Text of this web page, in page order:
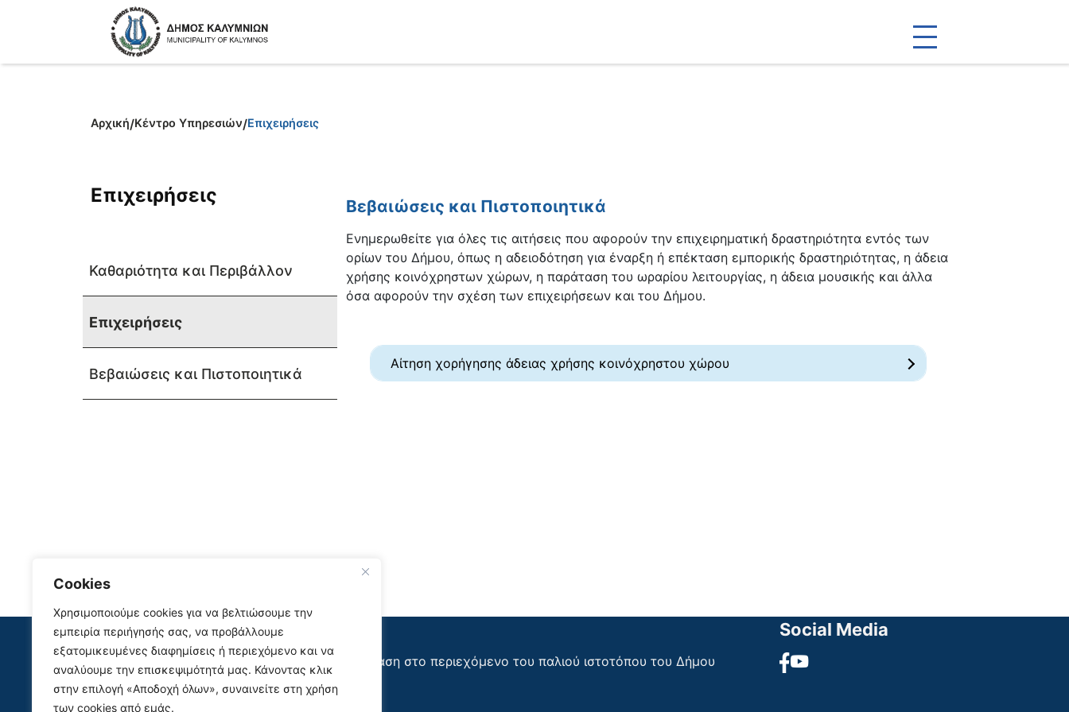
Cookies
Χρησιμοποιούμε cookies για να βελτιώσουμε την
εμπειρία περιήγησής σας, να προβάλλουμε
εξατομικευμένες διαφημίσεις ή περιεχόμενο και να
αναλύουμε την επισκεψιμότητά μας. Κάνοντας κλικ
στην επιλογή «Αποδοχή όλων», συναινείτε στη χρήση
των cookies από εμάς.
Αρχική/Κέντρο Υπηρεσιών/Επιχειρήσεις
Επιχειρήσεις
Καθαριότητα και Περιβάλλον
Επιχειρήσεις
Βεβαιώσεις και Πιστοποιητικά
Βεβαιώσεις και Πιστοποιητικά
Ενημερωθείτε για όλες τις αιτήσεις που αφορούν την επιχειρηματική δραστηριότητα εντός των
ορίων του Δήμου, όπως η αδειοδότηση για έναρξη ή επέκταση εμπορικής δραστηριότητας, η άδεια
χρήσης κοινόχρηστων χώρων, η παράταση του ωραρίου λειτουργίας, η άδεια μουσικής και άλλα
όσα αφορούν την σχέση των επιχειρήσεων και του Δήμου.
Αίτηση χορήγησης άδειας χρήσης κοινόχρηστου χώρου
Site Map
Δήμος
Ενημέρωση
Κέντρο Υπηρεσιών
Ο Τόπος μας
Επικοινωνία
Πρόσβαση στο περιεχόμενο του παλιού ιστοτόπου του Δήμου
Social Media